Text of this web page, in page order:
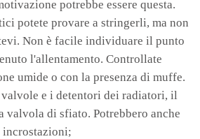
potrebbe essere questa.
potete provare a stringerli, ma non
Non è facile individuare il punto
l'allentamento. Controllate
umide o con la presenza di muffe.
valvole e i detentori dei radiatori, il
valvola di sfiato. Potrebbero anche
incrostazioni;